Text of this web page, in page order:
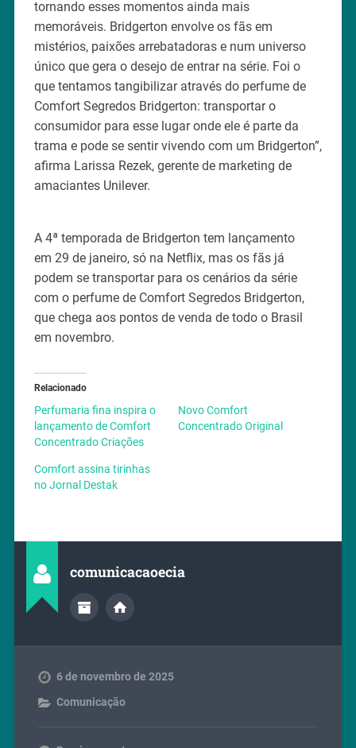
tornando esses momentos ainda mais
memoráveis. Bridgerton envolve os fãs em
mistérios, paixões arrebatadoras e num universo
único que gera o desejo de entrar na série. Foi o
que tentamos tangibilizar através do perfume de
Comfort Segredos Bridgerton: transportar o
consumidor para esse lugar onde ele é parte da
trama e pode se sentir vivendo com um Bridgerton”,
afirma Larissa Rezek, gerente de marketing de
amaciantes Unilever.
A 4ª temporada de Bridgerton tem lançamento
em 29 de janeiro, só na Netflix, mas os fãs já
podem se transportar para os cenários da série
com o perfume de Comfort Segredos Bridgerton,
que chega aos pontos de venda de todo o Brasil
em novembro.
Relacionado
Perfumaria fina inspira o
lançamento de Comfort
Concentrado Criações
Novo Comfort
Concentrado Original
Comfort assina tirinhas
no Jornal Destak
comunicacaoecia
6 de novembro de 2025
Comunicação